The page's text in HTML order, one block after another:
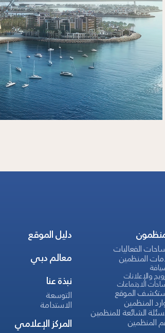
الفعاليات
المنظمين
والإعلانات
الاجتماعات
الموقع
المنظمين
الشائعة للمنظمين
المنظمين
دليل الموقع
معالم دبي
نبذة عنا
التوسعة
الاستدامة
المركز الإعلامي